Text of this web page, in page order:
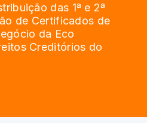
das 1ª e 2ª
de Certificados de
da Eco
Creditórios do